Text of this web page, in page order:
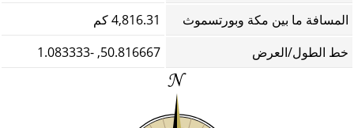
المسافة ما بين مكة وبورتسموث
4,816.31 كم
خط الطول/العرض
50.816667, -1.083333